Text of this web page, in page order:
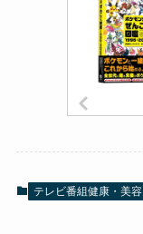
テレビ番組健康・美容